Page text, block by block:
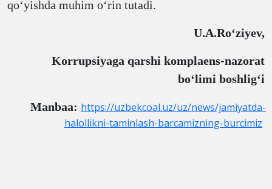
qo‘yishda muhim o‘rin tutadi.
U.A.Ro‘ziyev,
Korrupsiyaga qarshi komplaens-nazorat
bo‘limi boshlig‘i
Manbaa: https://uzbekcoal.uz/uz/news/jamiyatda-
halollikni-taminlash-barcamizning-burcimiz